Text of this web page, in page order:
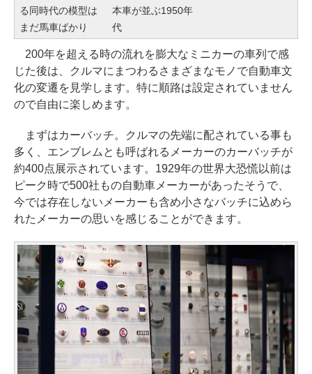
る同時代の模型は
まだ馬車ばかり
本車が並ぶ1950年
代
200年を超える時の流れを膨大なミニカーの車列で感
じた後は、クルマにまつわるさまざまなモノで自動車文
化の変遷を見学します。特に順路は設定されていません
ので自由に楽しめます。
まずはカーバッチ。クルマの先端に配されている事も
多く、エンブレムとも呼ばれるメーカーのカーバッチが
約400点展示されています。1929年の世界大恐慌以前は
ピーク時で500社もの自動車メーカーがあったそうで、
今では存在しないメーカーも含め小さなバッチに込めら
れたメーカーの思いを感じることができます。